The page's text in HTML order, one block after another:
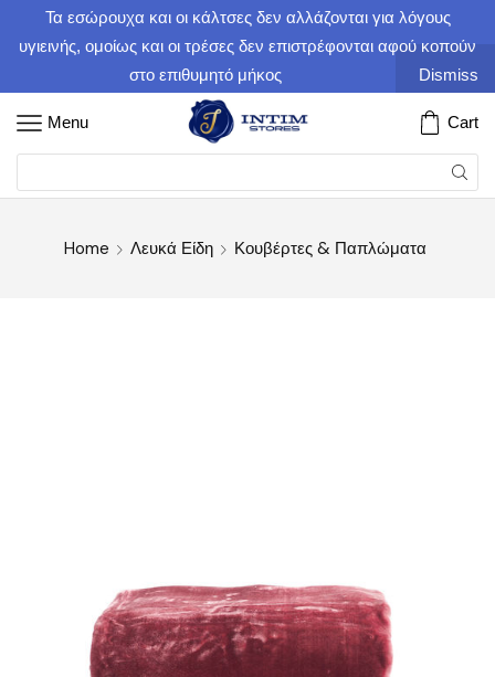
Τα εσώρουχα και οι κάλτσες δεν αλλάζονται για λόγους
υγιεινής, ομοίως και οι τρέσες δεν επιστρέφονται αφού κοπούν
στο επιθυμητό μήκος
Dismiss
Menu Cart
Home Λευκά Είδη Κουβέρτες & Παπλώματα